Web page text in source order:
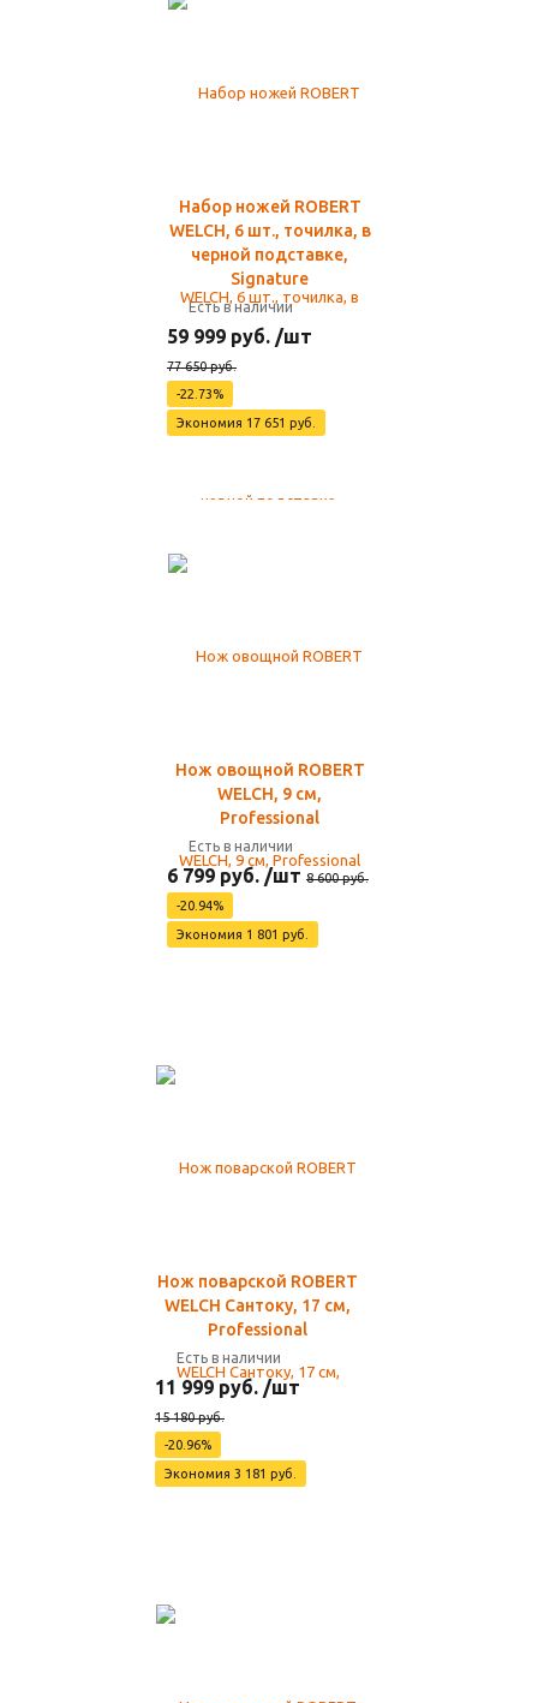
Набор ножей ROBERT
WELCH, 6 шт., точилка, в
черной подставке,
Signature
Есть в наличии
59 999 руб. /шт
77 650 руб.
-22.73%
Экономия 17 651 руб.
Нож овощной ROBERT
WELCH, 9 см,
Professional
Есть в наличии
6 799 руб. /шт 8 600 руб.
-20.94%
Экономия 1 801 руб.
Нож поварской ROBERT
WELCH Сантоку, 17 см,
Professional
Есть в наличии
11 999 руб. /шт
15 180 руб.
-20.96%
Экономия 3 181 руб.